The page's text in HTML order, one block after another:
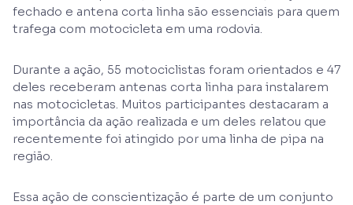
fechado e antena corta linha são essenciais para quem
trafega com motocicleta em uma rodovia.
Durante a ação, 55 motociclistas foram orientados e 47
deles receberam antenas corta linha para instalarem
nas motocicletas. Muitos participantes destacaram a
importância da ação realizada e um deles relatou que
recentemente foi atingido por uma linha de pipa na
região.
Essa ação de conscientização é parte de um conjunto